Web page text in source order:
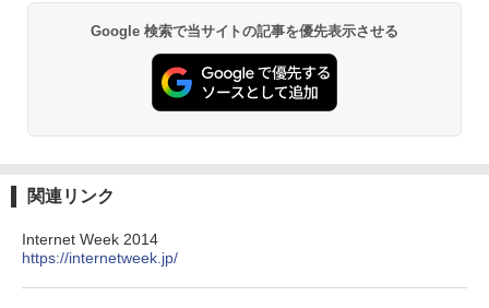
Google 検索で当サイトの記事を優先表示させる
関連リンク
Internet Week 2014
https://internetweek.jp/